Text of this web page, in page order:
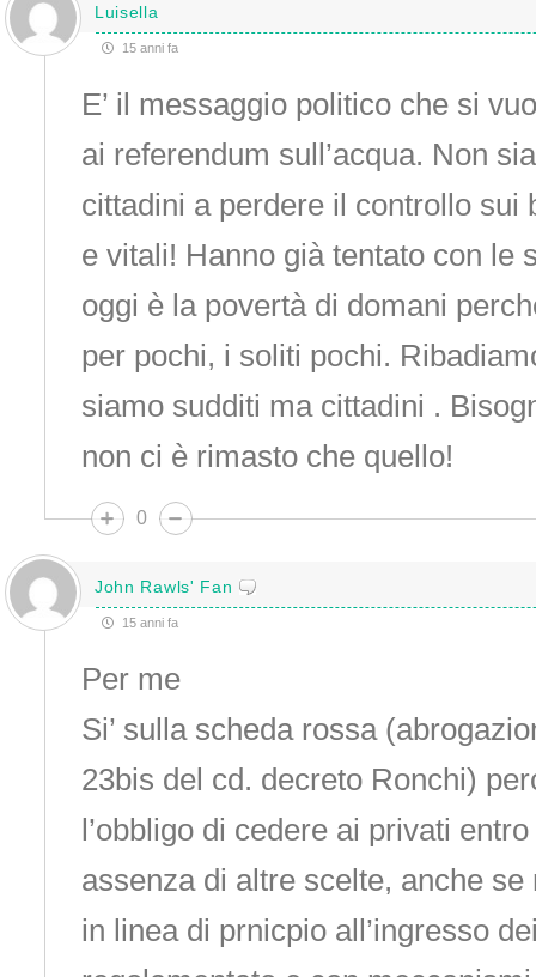
Luisella
15 anni fa
E’ il messaggio politico che si
ai referendum sull’acqua. Non
cittadini a perdere il controllo sui
e vitali! Hanno già tentato con le
oggi è la povertà di domani
per pochi, i soliti pochi.
siamo sudditi ma cittadini .
non ci è rimasto che quello!
0
John Rawls' Fan
15 anni fa
Per me
Si’ sulla scheda rossa
23bis del cd. decreto Ronchi)
l’obbligo di cedere ai privati
assenza di altre scelte, anche
in linea di prnicpio all’ingresso